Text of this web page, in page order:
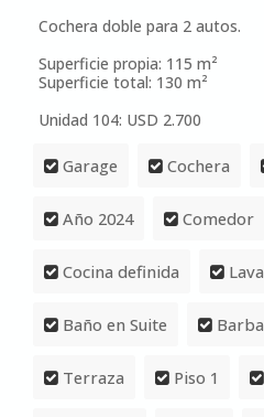
Cochera doble para 2 autos.
Superficie propia: 115 m²
Superficie total: 130 m²
Unidad 104: USD 2.700
Garage Cochera
Año 2024 Comedor
Cocina definida
Baño en Suite
Terraza Piso 1